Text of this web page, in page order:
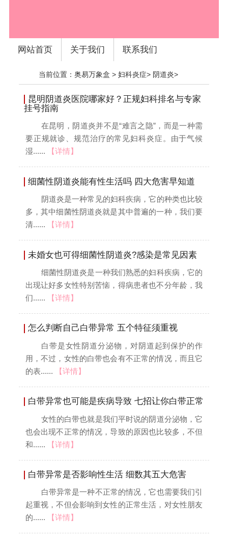
网站首页 关于我们 联系我们
当前位置：奥易万象盒 >妇科炎症> 阴道炎>
昆明阴道炎医院哪家好？正规妇科排名与专家
挂号指南
在昆明，阴道炎并不是“难言之隐”，而是一种需
要正规就诊、规范治疗的常见妇科炎症。由于气候
湿......
【详情】
细菌性阴道炎能有性生活吗 四大危害早知道
阴道炎是一种常见的妇科疾病，它的种类也比较
多，其中细菌性阴道炎就是其中普遍的一种，我们要
清......
【详情】
未婚女也可得细菌性阴道炎?感染是常见因素
细菌性阴道炎是一种我们熟悉的妇科疾病，它的
出现让好多女性特别苦恼，得病患者也不分年龄，我
们......
【详情】
怎么判断自己白带异常 五个特征须重视
白带是女性阴道分泌物，对阴道起到保护的作
用，不过，女性的白带也会有不正常的情况，而且它
的表......
【详情】
白带异常也可能是疾病导致 七招让你白带正常
女性的白带也就是我们平时说的阴道分泌物，它
也会出现不正常的情况，导致的原因也比较多，不但
和......
【详情】
白带异常是否影响性生活 细数其五大危害
白带异常是一种不正常的情况，它也需要我们引
起重视，不但会影响到女性的正常生活，对女性朋友
的......
【详情】